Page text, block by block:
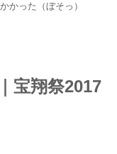
かった（ぼそっ）
宝翔祭2017